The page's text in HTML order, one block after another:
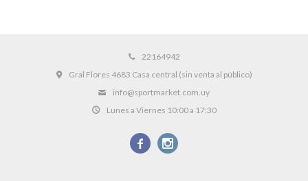
22164942
Gral Flores 4683 Casa central (sin venta al público)
info@sportmarket.com.uy
Lunes a Viernes 10:00 a 17:30
 